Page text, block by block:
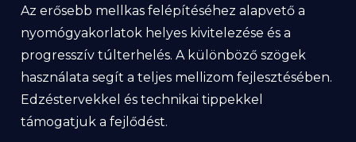
Az erősebb mellkas felépítéséhez alapvető a
nyomógyakorlatok helyes kivitelezése és a
progresszív túlterhelés. A különböző szögek
használata segít a teljes mellizom fejlesztésében.
Edzéstervekkel és technikai tippekkel
támogatjuk a fejlődést.